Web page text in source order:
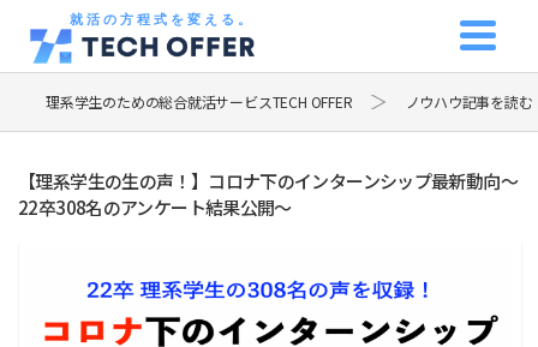
就活の方程式を変える。
理系学生のための総合就活サービスTECH OFFER ノウハウ記事を読む
【理系学生の生の声！】コロナ下のインターンシップ最新動向～
22卒308名のアンケート結果公開～